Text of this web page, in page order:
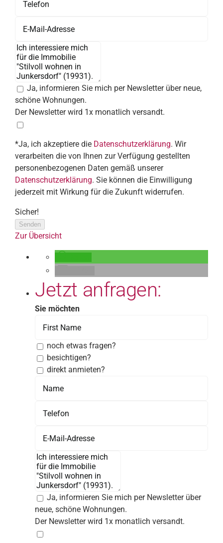
Ja, informieren Sie mich per Newsletter über neue,
schöne Wohnungen.
Der Newsletter wird 1x monatlich versandt.
*Ja, ich akzeptiere die Datenschutzerklärung. Wir
verarbeiten die von Ihnen zur Verfügung gestellten
personenbezogenen Daten gemäß unserer
Datenschutzerklärung. Sie können die Einwilligung
jederzeit mit Wirkung für die Zukunft widerrufen.
Sicher!
Senden
Zur Übersicht
Jetzt anfragen:
Sie möchten
noch etwas fragen?
besichtigen?
direkt anmieten?
Ja, informieren Sie mich per Newsletter über
neue, schöne Wohnungen.
Der Newsletter wird 1x monatlich versandt.